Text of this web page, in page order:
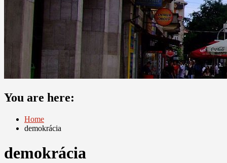
You are here:
Home
demokrácia
demokrácia